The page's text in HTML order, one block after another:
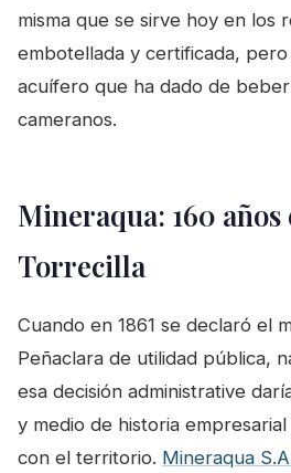
misma que se sirve hoy en los
embotellada y certificada, pero
acuífero que ha dado de
cameranos.
Mineraqua: 160
Torrecilla
Cuando en 1861 se declaró el
Peñaclara de utilidad pública,
esa decisión administrative
y medio de historia
con el territorio. Mineraqua